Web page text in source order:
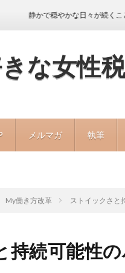
な女性
メルマガ 執筆
かで穏やかな日々が続くことが40代
My働き方改革 ストイックさと
持続可能性